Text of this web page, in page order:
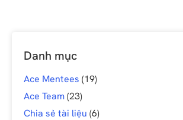
Danh mục
Ace Mentees (19)
Ace Team(23)
Chia sẻ tài liệu (6)